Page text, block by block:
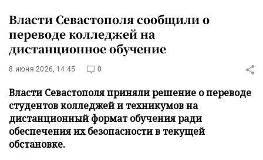
Власти Севастополя сообщили о
переводе колледжей на
дистанционное обучение
8 июня 2026, 14:45 0
Власти Севастополя приняли решение о переводе
студентов колледжей и техникумов на
дистанционный формат обучения ради
обеспечения их безопасности в текущей
обстановке.